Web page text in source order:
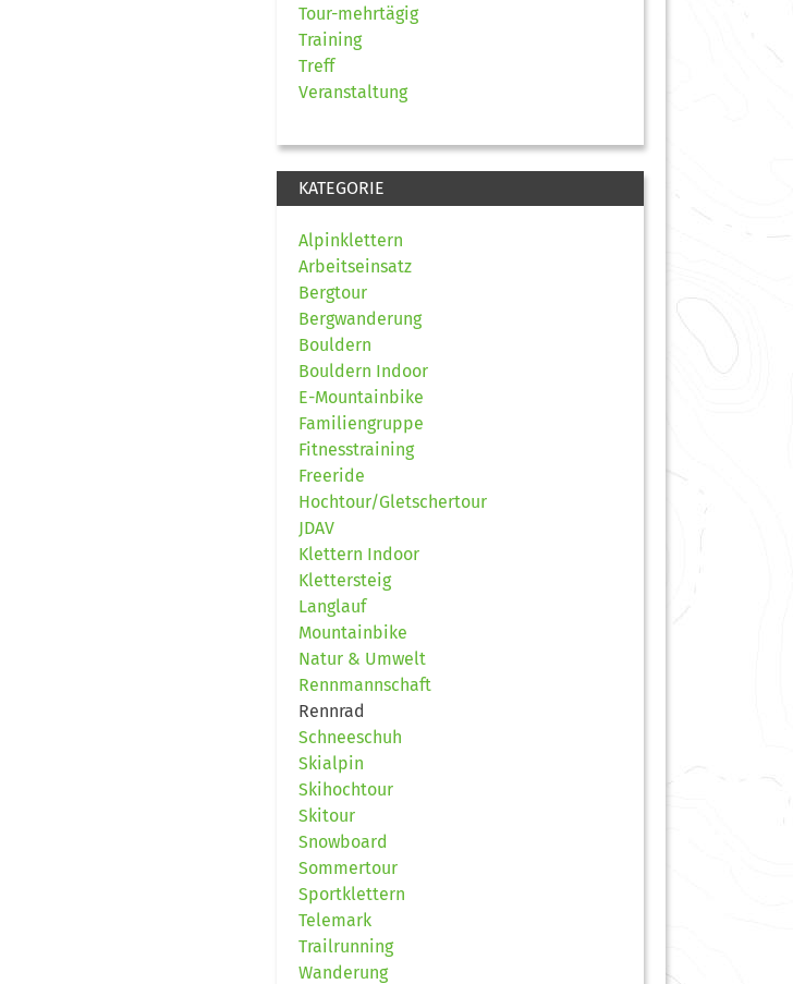
Tour-mehrtägig
Training
Treff
Veranstaltung
KATEGORIE
Alpinklettern
Arbeitseinsatz
Bergtour
Bergwanderung
Bouldern
Bouldern Indoor
E-Mountainbike
Familiengruppe
Fitnesstraining
Freeride
Hochtour/Gletschertour
JDAV
Klettern Indoor
Klettersteig
Langlauf
Mountainbike
Natur & Umwelt
Rennmannschaft
Rennrad
Schneeschuh
Skialpin
Skihochtour
Skitour
Snowboard
Sommertour
Sportklettern
Telemark
Trailrunning
Wanderung